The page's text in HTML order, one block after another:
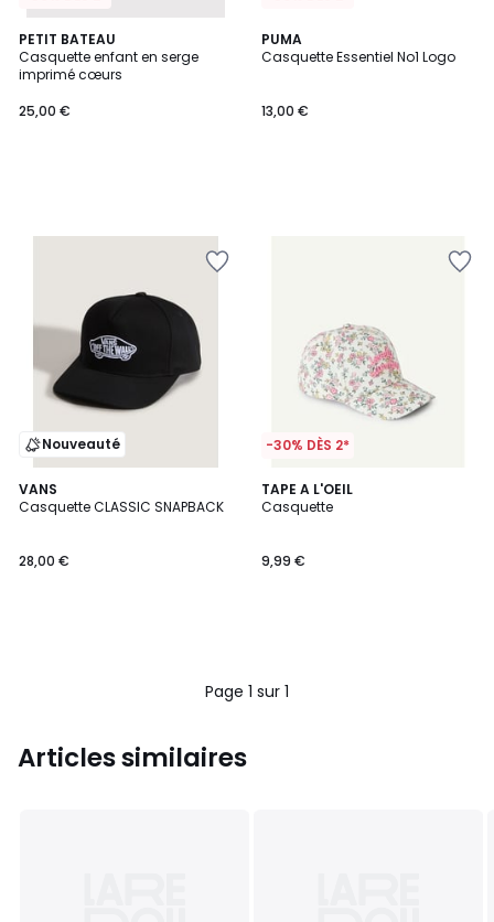
PETIT BATEAU
Casquette enfant en serge
imprimé cœurs
25,00 €
PUMA
Casquette Essentiel No1 Logo
13,00 €
Nouveauté
VANS
Casquette CLASSIC SNAPBACK
28,00 €
-30% DÈS 2*
TAPE A L'OEIL
Casquette
9,99 €
Page 1 sur 1
Articles similaires